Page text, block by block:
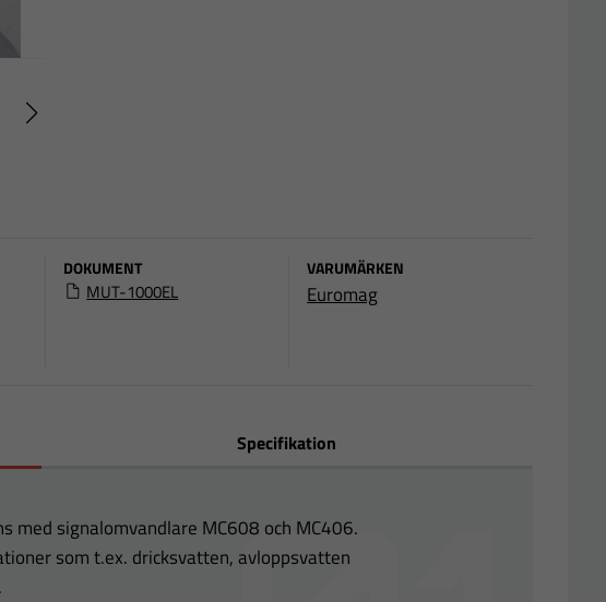
DOKUMENT
MUT-1000EL
VARUMÄRKEN
Euromag
Specifikation
med signalomvandlare MC608 och MC406.
som t.ex. dricksvatten, avloppsvatten